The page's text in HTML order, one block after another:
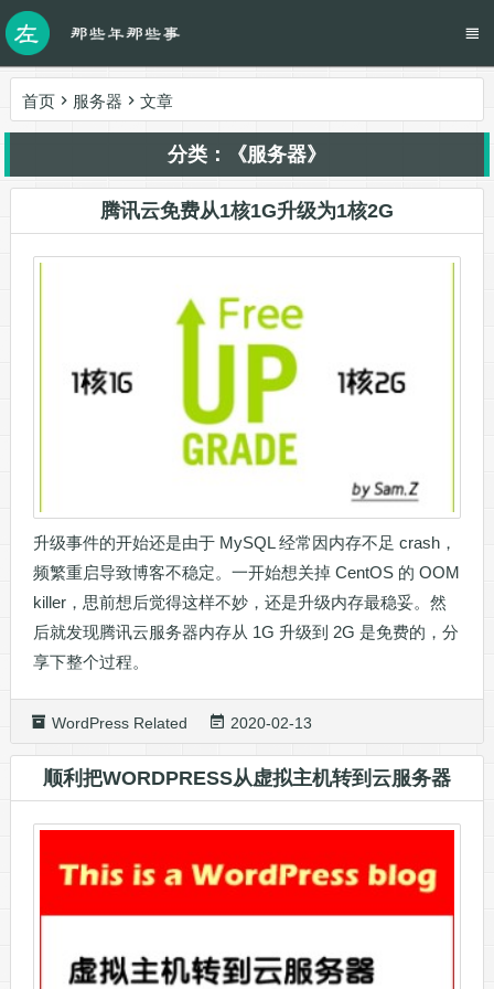
首页 服务器 文章
分类：《服务器》
腾讯云免费从1核1G升级为1核2G
升级事件的开始还是由于 MySQL 经常因内存不足 crash，
频繁重启导致博客不稳定。一开始想关掉 CentOS 的 OOM
killer，思前想后觉得这样不妙，还是升级内存最稳妥。然
后就发现腾讯云服务器内存从 1G 升级到 2G 是免费的，分
享下整个过程。
WordPress Related 2020-02-13
顺利把WORDPRESS从虚拟主机转到云服务器